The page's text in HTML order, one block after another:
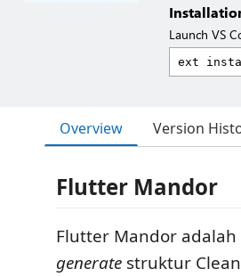
Launch VS
Overview Version
Flutter Mandor
Flutter Mandor adalah
generate struktur